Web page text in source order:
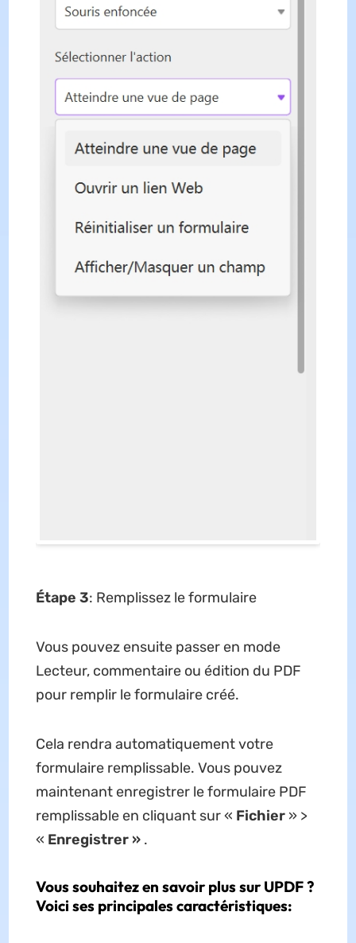
Étape 3: Remplissez le formulaire
Vous pouvez ensuite passer en mode
Lecteur, commentaire ou édition du PDF
pour remplir le formulaire créé.
Cela rendra automatiquement votre
formulaire remplissable. Vous pouvez
maintenant enregistrer le formulaire PDF
remplissable en cliquant sur « Fichier» >
« Enregistrer ».
Vous souhaitez en savoir plus sur UPDF ?
Voici ses principales caractéristiques: